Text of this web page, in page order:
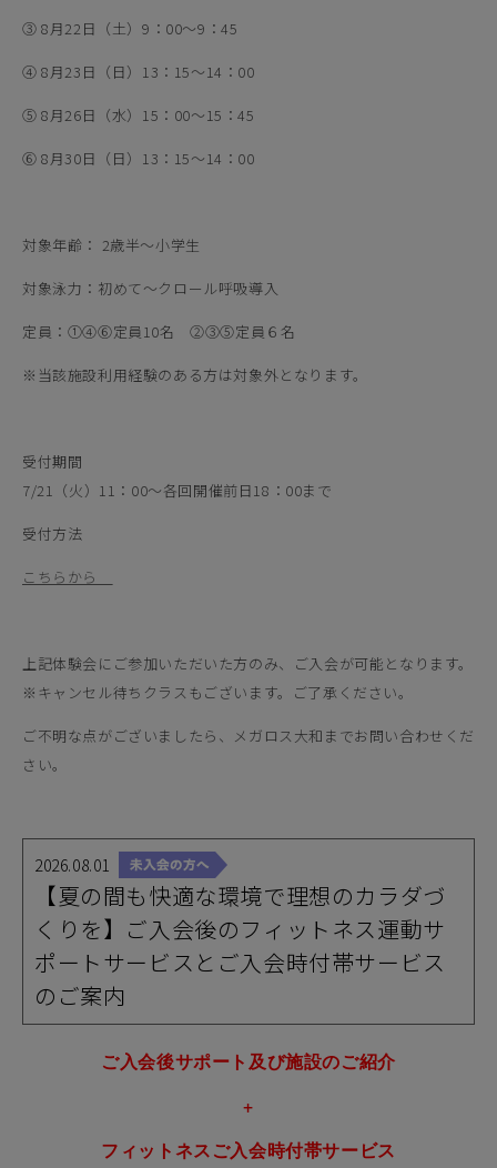
③ 8月22日（土）9：00～9：45
④ 8月23日（日）13：15～14：00
⑤ 8月26日（水）15：00～15：45
⑥ 8月30日（日）13：15～14：00
対象年齢： 2歳半～小学生
対象泳力：初めて～クロール呼吸導入
定員：①④⑥定員10名 ②③⑤定員６名
※当該施設利用経験のある方は対象外となります。
受付期間
7/21（火）11：00～各回開催前日18：00まで
受付方法
こちらから
上記体験会にご参加いただいた方のみ、ご入会が可能となります。
※キャンセル待ちクラスもございます。ご了承ください。
ご不明な点がございましたら、メガロス大和までお問い合わせくだ
さい。
2026.08.01
【夏の間も快適な環境で理想のカラダづ
くりを】ご入会後のフィットネス運動サ
ポートサービスとご入会時付帯サービス
のご案内
ご入会後サポート及び施設のご紹介
+
フィットネスご入会時付帯サービス